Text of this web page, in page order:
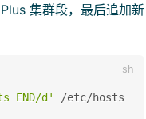
集群段，最后追加新
END/d' /etc/hosts